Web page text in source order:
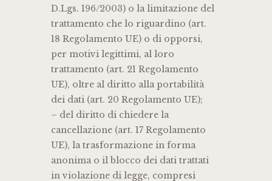
D.Lgs. 196/2003) o la limitazione del
trattamento che lo riguardino (art.
18 Regolamento UE) o di opporsi,
per motivi legittimi, al loro
trattamento (art. 21 Regolamento
UE), oltre al diritto alla portabilità
dei dati (art. 20 Regolamento UE);
– del diritto di chiedere la
cancellazione (art. 17 Regolamento
UE), la trasformazione in forma
anonima o il blocco dei dati trattati
in violazione di legge, compresi